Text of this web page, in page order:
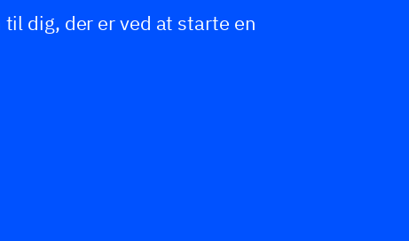
dig, der er ved at starte en